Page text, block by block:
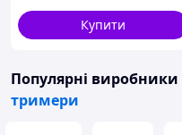
Купити
Популярні виробники
тримери